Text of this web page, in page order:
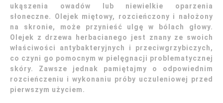
ukąszenia owadów lub niewielkie oparzenia
słoneczne. Olejek miętowy, rozcieńczony i nałożony
na skronie, może przynieść ulgę w bólach głowy.
Olejek z drzewa herbacianego jest znany ze swoich
właściwości antybakteryjnych i przeciwgrzybiczych,
co czyni go pomocnym w pielęgnacji problematycznej
skóry. Zawsze jednak pamiętajmy o odpowiednim
rozcieńczeniu i wykonaniu próby uczuleniowej przed
pierwszym użyciem.